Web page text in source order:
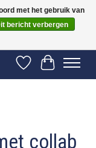
2-5 werkdagen
Verlanglijst
collab
met het gebruik van
bericht verbergen